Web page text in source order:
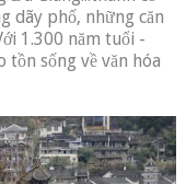
dãy phố, những căn
1.300 năm tuổi -
sống về văn hóa